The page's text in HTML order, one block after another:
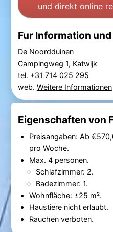
und direkt online
Fur Information
De Noordduinen
Campingweg 1, Katwijk
tel. +31 714 025 295
web. Weitere Informationen
Eigenschaften von
Preisangaben: Ab
pro Woche.
Max. 4 personen.
Schlafzimmer: 2.
Badezimmer: 1.
Wohnfläche: ±25 m².
Haustiere nicht erlaubt.
Rauchen verboten.